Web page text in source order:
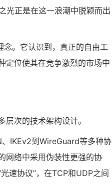
光正是在这一浪潮中脱颖而出
念。它认识到，真正的自由工
定位使其在竞争激烈的市场中
次的技术架构设计。
IKEv2到WireGuard等多种协
网络中采用伪装性更强的协
速协议”，在TCP和UDP之间